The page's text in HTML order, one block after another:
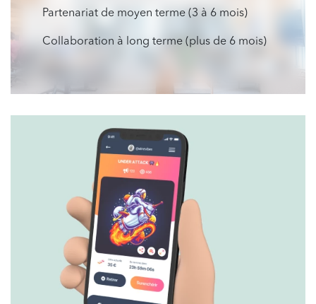
Partenariat de moyen terme (3 à 6 mois)
Collaboration à long terme (plus de 6 mois)